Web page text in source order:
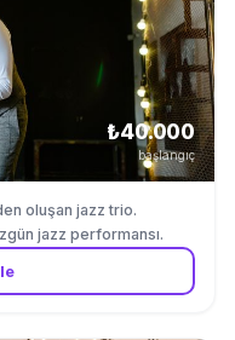
₺40.000
başlangıç
oluşan jazz trio.
jazz performansı.